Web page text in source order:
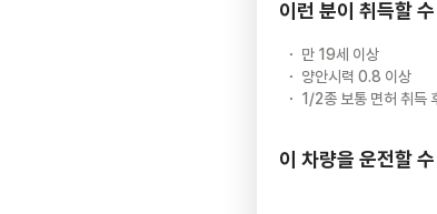
이런 분이 취득할
만 19세 이상
양안시력 0.8 이상
1/2종 보통 면허 취득
이 차량을 운전할